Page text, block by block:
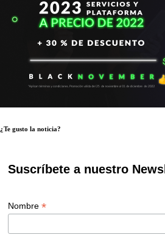
¿Te gusto la noticia?
Suscríbete a nuestro
Nombre*